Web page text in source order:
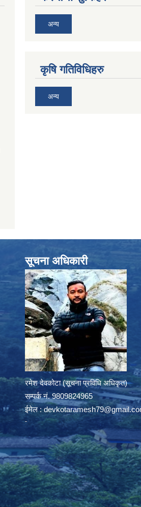
अन्य
कृषि गतिविधिहरु
अन्य
सूचना अधिकारी
रमेश देवकोटा (सूचना प्रविधि अधिकृत)
सम्पर्क न‌ं. 9809824965
ईमेल :